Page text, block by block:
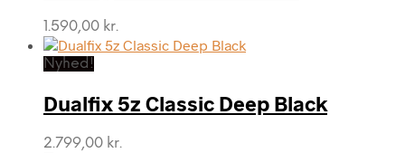
1.590,00 kr.
Nyhed!
Dualfix 5z Classic Deep Black
2.799,00 kr.